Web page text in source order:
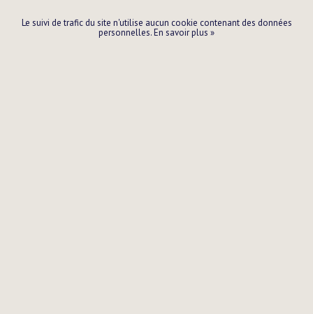
Le suivi de trafic du site n'utilise aucun cookie contenant des données
personnelles.En savoir plus »